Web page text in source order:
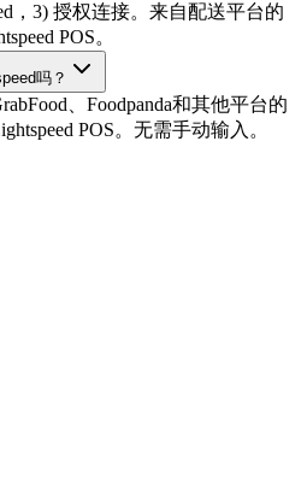
，3) 授权连接。来自配送平台的
POS。
吗？
、Foodpanda和其他平台的
POS。无需手动输入。